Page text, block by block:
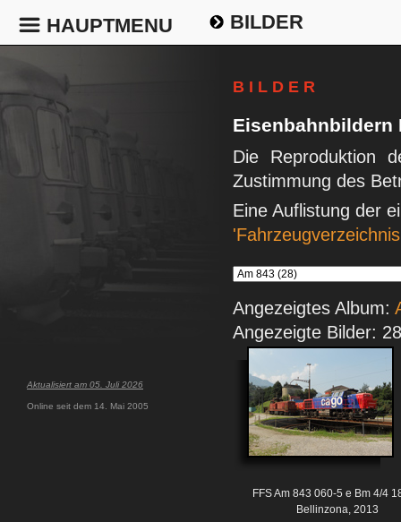
HAUPTMENU BILDER
Aktualisiert am 05. Juli 2026
Online seit dem 14. Mai 2005
B I L D E R
Eisenbahnbildern
Die Reproduktion
Zustimmung des
Eine Auflistung der
Angezeigtes Album:
Angezeigte Bilder: 28
FFS Am 843 060-5 e Bm 4/4
Bellinzona, 2013